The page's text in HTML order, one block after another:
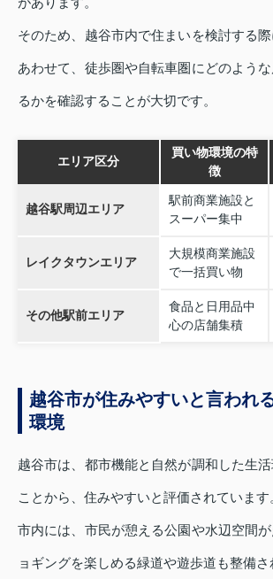
そのため、越谷市内で住まいを検討する
あわせて、徒歩圏や自転車圏にどのよう
るかを確認することが大切です。
エリア区分
買い物環境の特
徴
越谷駅周辺エリア
駅前商業施設と
スーパー集中
レイクタウンエリア
大規模商業施設
で一括買い物
その他駅前エリア
食品と日用品中
心の店舗集積
越谷市が住みやすいと言われ
環境
越谷市は、都市機能と自然が調和した生
ことから、住みやすいと評価されています
市内には、市民が憩える公園や水辺空間
ョギングを楽しめる緑道や遊歩道も整備さ